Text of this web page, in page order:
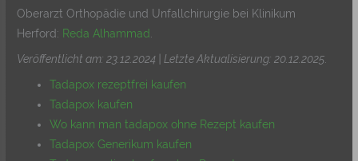
Oberarzt Orthopädie und Unfallchirurgie bei Klinikum
Herford: Reda Alhammad
Veröffentlicht am: 23.12.2024 | Letzte Aktualisierung: 20.12.2025
Tadapox rezeptfrei kaufen
Tadapox kaufen
Wo kann man tadapox ohne Rezept kaufen
Tadapox Generikum kaufen